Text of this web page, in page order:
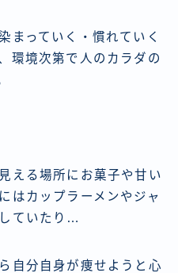
まっていく・慣れていく
環境次第で人のカラダの
える場所にお菓子や甘い
はカップラーメンやジャ
ていたり…
自分自身が痩せようと心